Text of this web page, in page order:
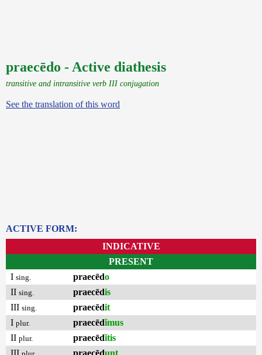
praecēdo - Active diathesis
transitive and intransitive verb III conjugation
See the translation of this word
ACTIVE FORM:
INDICATIVE
PRESENT
I sing. praecēdo
II sing. praecēdis
III sing. praecēdit
I plur. praecēdĭmus
II plur. praecēdĭtis
III
praecēdunt